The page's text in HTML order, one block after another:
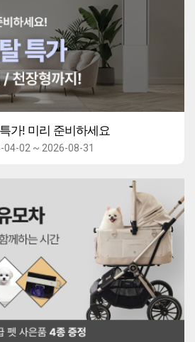
가! 미리 준비하세요
04-02 ~ 2026-08-31